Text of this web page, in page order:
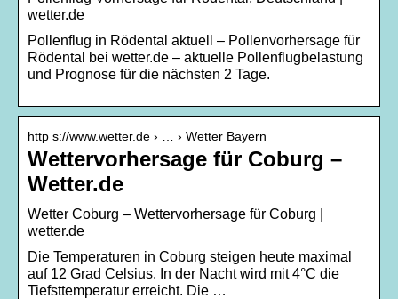
wetter.de
Pollenflug in Rödental aktuell – Pollenvorhersage für
Rödental bei wetter.de – aktuelle Pollenflugbelastung
und Prognose für die nächsten 2 Tage.
http s://www.wetter.de › … › Wetter Bayern
Wettervorhersage für Coburg –
Wetter.de
Wetter Coburg – Wettervorhersage für Coburg |
wetter.de
Die Temperaturen in Coburg steigen heute maximal
auf 12 Grad Celsius. In der Nacht wird mit 4°C die
Tiefsttemperatur erreicht. Die …